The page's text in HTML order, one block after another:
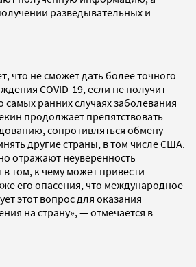
разведывательных и
что не сможет дать более точного
COVID-19, если не получит
ранних случаях заболевания
продолжает препятствовать
сопротивляться обмену
другие страны, в том числе США.
отражают неуверенность
в том, к чему может привести
его опасения, что международное
этот вопрос для оказания
на страну», — отмечается в